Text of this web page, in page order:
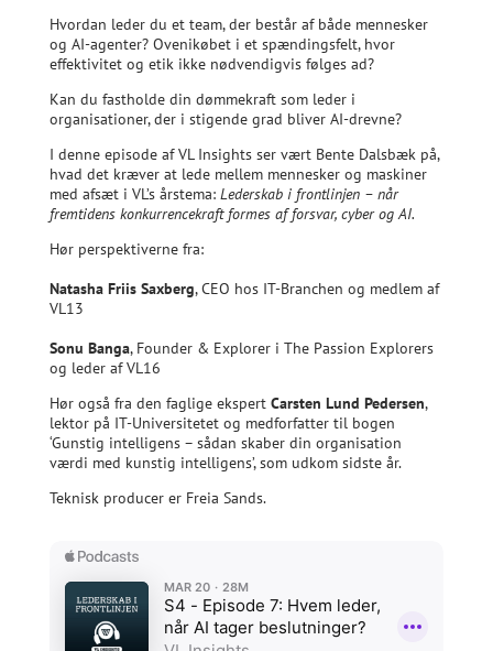
Hvordan leder du et team, der består af både mennesker
og AI-agenter? Ovenikøbet i et spændingsfelt, hvor
effektivitet og etik ikke nødvendigvis følges ad?
Kan du fastholde din dømmekraft som leder i
organisationer, der i stigende grad bliver AI-drevne?
I denne episode af VL Insights ser vært Bente Dalsbæk på,
hvad det kræver at lede mellem mennesker og maskiner
med afsæt i VL’s årstema: Lederskab i frontlinjen – når
fremtidens konkurrencekraft formes af forsvar, cyber og AI.
Hør perspektiverne fra:
Natasha Friis Saxberg, CEO hos IT-Branchen og medlem af
VL13
Sonu Banga, Founder & Explorer i The Passion Explorers
og leder af VL16
Hør også fra den faglige ekspert Carsten Lund Pedersen,
lektor på IT-Universitetet og medforfatter til bogen
‘Gunstig intelligens – sådan skaber din organisation
værdi med kunstig intelligens’, som udkom sidste år.
Teknisk producer er Freia Sands.